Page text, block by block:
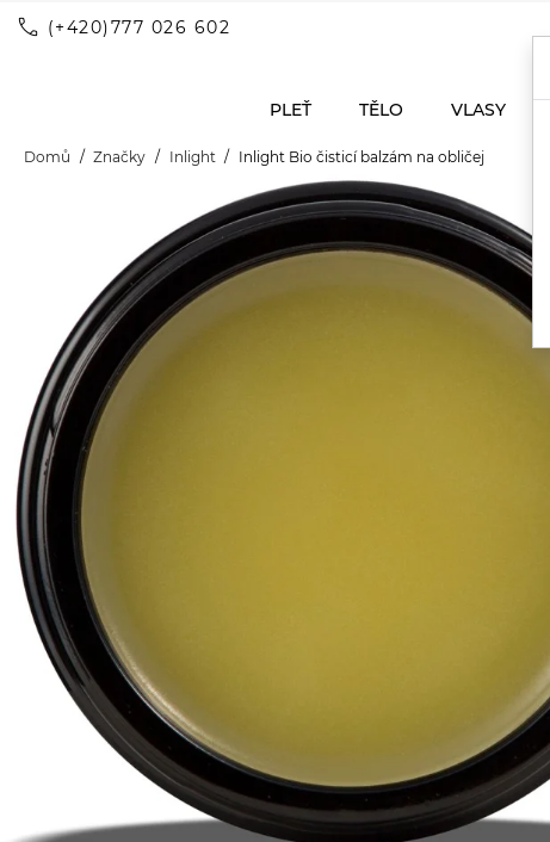
call (+420)777 026 602
PLEŤ TĚLO VLASY
Domů Značky Inlight Inlight Bio čisticí balzám na obličej